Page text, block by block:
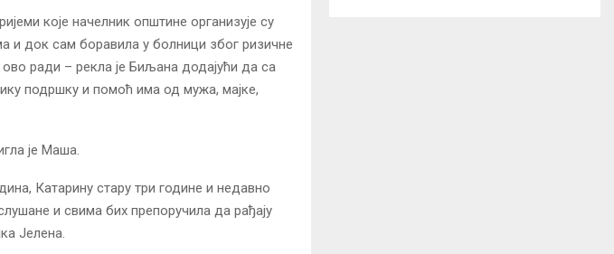
које начелник општине организује су
и док сам боравила у болници због ризичне
ради – рекла је Биљана додајући да са
подршку и помоћ има од мужа, мајке,
је Маша.
Катарину стару три године и недавно
и свима бих препоручила да рађају
Јелена.